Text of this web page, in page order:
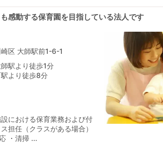
感動する保育園を目指している法人です
区 大師駅前1-6-1
駅より徒歩1分
より徒歩8分
における保育業務および付
担任（クラスがある場合）
・清掃 ...